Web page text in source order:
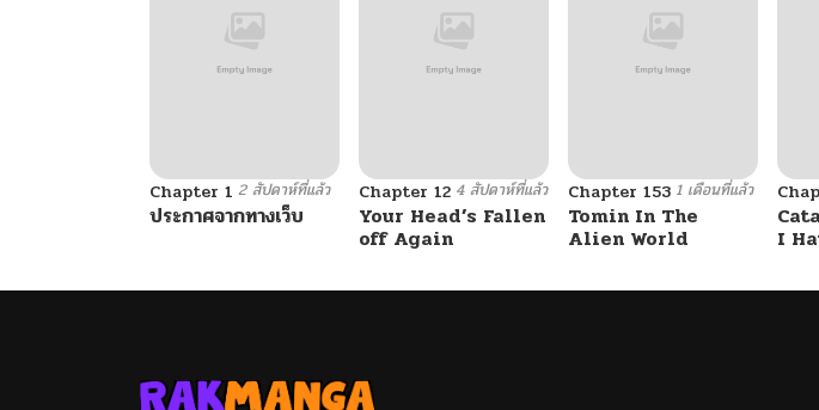
Chapter 1 2 สัปดาห์ที่แล้ว
ประกาศจากทางเว็บ
Chapter 12 4 สัปดาห์ที่แล้ว
Your Head’s Fallen
off Again
Chapter 153 1 เดือนที่แล้ว
Tomin In The
Alien World I